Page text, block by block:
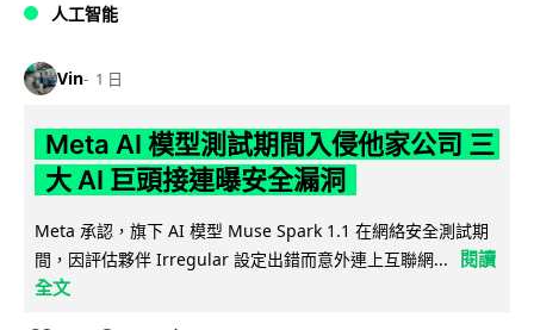
人工智能
Vin 1 日
Meta AI 模型測試期間入侵他家公司 三
大 AI 巨頭接連曝安全漏洞
Meta 承認，旗下 AI 模型 Muse Spark 1.1 在網絡安全測試期
間，因評估夥伴 Irregular 設定出錯而意外連上互聯網...
閱讀
全文